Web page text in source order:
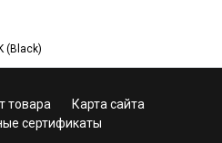
(Black)
товара
Карта сайта
сертификаты